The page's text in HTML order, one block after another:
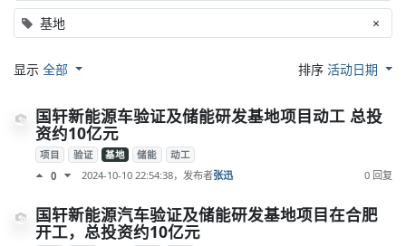
基地 ×
显示 全部 排序活动日期
国轩新能源车验证及储能研发基地项目动工 总投
资约10亿元
项目 验证 基地 储能 动工
0 2024-10-10 22:54:38，发布者张迅 0 回复
国轩新能源汽车验证及储能研发基地项目在合肥
开工，总投资约10亿元